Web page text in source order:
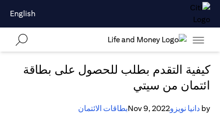
English
كيفية التقدم بطلب للحصول على بطاقة
ائتمان من سيتي
by دانيا نويزوNov 9, 2022بطاقات الائتمان